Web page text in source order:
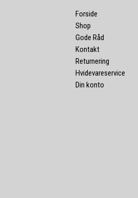
Forside
Shop
Gode Råd
Kontakt
Returnering
Hvidevareservice
Din konto